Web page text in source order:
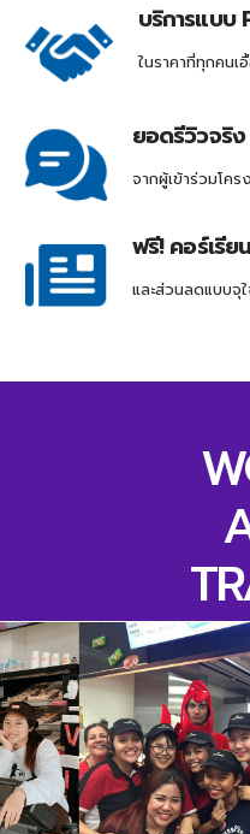
บริการแบบ
ในราคาที่ทุกคนเ
ยอดรีวิวจริง
จากผู้เข้าร่วมโค
ฟรี! คอร์เรี
และส่วนลดแบบจุ